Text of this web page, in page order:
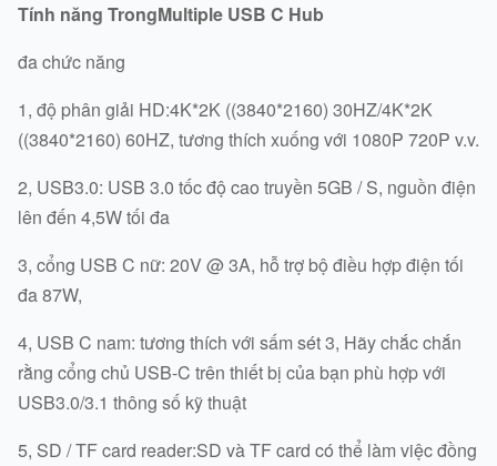
Tính năng TrongMultiple USB C Hub
đa chức năng
1, độ phân giải HD:4K*2K ((3840*2160) 30HZ/4K*2K
((3840*2160) 60HZ, tương thích xuống với 1080P 720P v.v.
2, USB3.0: USB 3.0 tốc độ cao truyền 5GB / S, nguồn điện
lên đến 4,5W tối đa
3, cổng USB C nữ: 20V @ 3A, hỗ trợ bộ điều hợp điện tối
đa 87W,
4, USB C nam: tương thích với sấm sét 3, Hãy chắc chắn
rằng cổng chủ USB-C trên thiết bị của bạn phù hợp với
USB3.0/3.1 thông số kỹ thuật
5, SD / TF card reader:SD và TF card có thể làm việc đồng